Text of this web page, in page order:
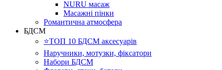
NURU масаж
Масажні пінки
Романтична атмосфера
БДСМ
⭐️ТОП 10 БДСМ аксесуарів
Наручники, мотузки, фіксатори
Набори БДСМ